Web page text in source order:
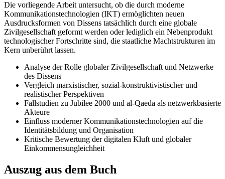
Die vorliegende Arbeit untersucht, ob die durch moderne
Kommunikationstechnologien (IKT) ermöglichten neuen
Ausdrucksformen von Dissens tatsächlich durch eine globale
Zivilgesellschaft geformt werden oder lediglich ein Nebenprodukt
technologischer Fortschritte sind, die staatliche Machtstrukturen im
Kern unberührt lassen.
Analyse der Rolle globaler Zivilgesellschaft und Netzwerke
des Dissens
Vergleich marxistischer, sozial-konstruktivistischer und
realistischer Perspektiven
Fallstudien zu Jubilee 2000 und al-Qaeda als netzwerkbasierte
Akteure
Einfluss moderner Kommunikationstechnologien auf die
Identitätsbildung und Organisation
Kritische Bewertung der digitalen Kluft und globaler
Einkommensungleichheit
Auszug aus dem Buch